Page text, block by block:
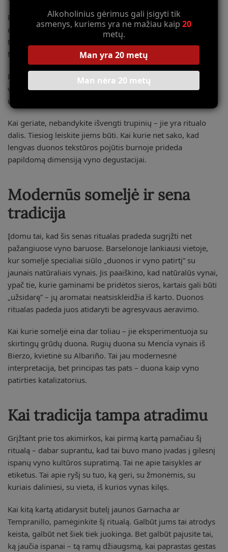
Pirmiausia, nuplėškite nedidelę duonos plutelę – maždaug
dviejų pirštų dydžio. Laikykite ją maždaug 10-15 cm virš
taurės. Švelniai laužykite, leisdami trupiniams kristi į vyną.
Netraukite per daug – pakanka kelių trupinių.
Palaukite apie 20-30 sekundžių. Per šį laiką trupiniai pradės
veikti, bet dar nesusigėrę vyno ir nepakeis jo skonio. Dabar
uostykit – turėtumėte pajusti intensyvesnius aromatus.
Kai geriate, nebandykite išvengti trupinių – jie yra ritualo
dalis. Tiesiog leiskite jiems būti. Kai kurie net sako, kad
lengvas duonos tekstūros pojūtis burnoje prideda
papildomą dimensiją vyno degustacijai.
Modernūs someljė ir sena
tradicija
Įdomu tai, kad šis senas ritualas pradeda sugrįžti net
pažangiuose vyno baruose. Barselonoje lankiausi vietoje,
kur someljė specialiai siūlo „duonos ir vyno patirtį” su
jaunais natūraliais vynais. Jis paaiškino, kad natūralūs vynai,
ypač tie, kurie gaminami be pridėtos sieros, kartais gali būti
„užsidarę” – jų aromatai neatsiskleidžia iš karto. Duonos
ritualas padeda juos atidaryti be agresyvaus aeravimo.
Kai kurie someljė eina dar toliau – jie eksperimentuoja su
skirtingų grūdų duona. Rugių duona su Mencía vynais iš
Bierzo, kvietinė su Albariño. Tai jau modernesnė
interpretacija, bet principas tas pats – duona kaip vyno
patirties katalizatorius.
Kai tradicija tampa atradimu
Grįžtant prie tos akimirkos, kai pirmą kartą pamačiau šį
ritualą – dabar suprantu, kad tai buvo mano įvadas į gilesnį
ispanų vyno kultūros supratimą. Tai ne apie taisykles ar
etiketus. Tai apie ryšį su tuo, ką geri, su žmonėmis, su
kuriais daliniesi, su vieta, iš kurios vynas kilęs.
Kai kitą kartą atidarysit butelį jaunos Garnacha ar
Tempranillo, pamėginkite šį ritualą. Galbūt jums tai atrodys
keista, galbūt net šiek tiek juokinga. Bet galbūt pajusite tai,
ką jaučia ispanai – tą ramų džiaugsmą, kai paprastas gestas
Alkoholinius gėrimus gali įsigyti tik
asmenys, kuriems yra ne mažiau kaip20
metų.
Man yra 20 metų
Man nėra 20 metų